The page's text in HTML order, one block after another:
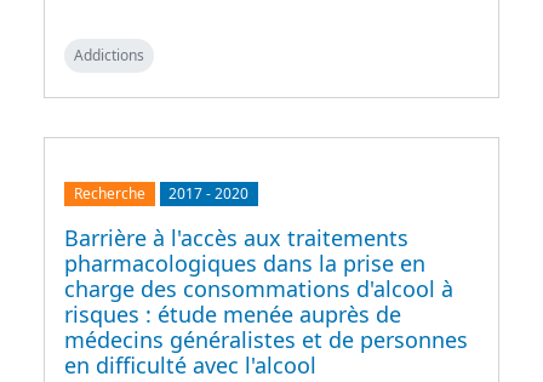
Addictions
Recherche 2017-2020
Barrière à l'accès aux traitements
pharmacologiques dans la prise en
charge des consommations d'alcool à
risques : étude menée auprès de
médecins généralistes et de personnes
en difficulté avec l'alcool